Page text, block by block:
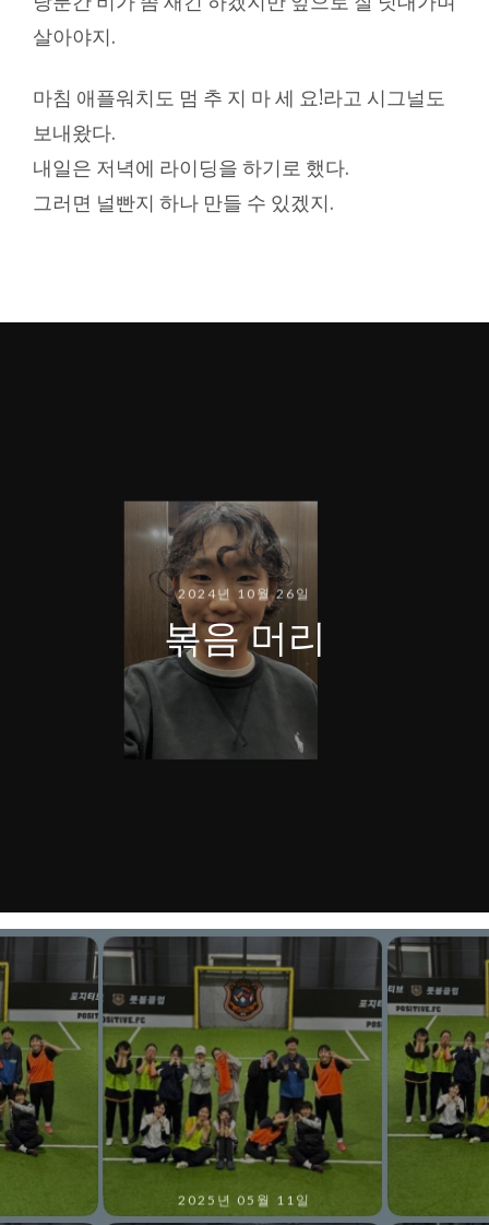
살아야지.
마침 애플워치도 멈 추 지 마 세 요!라고 시그널도
보내왔다.
내일은 저녁에 라이딩을 하기로 했다.
그러면 널빤지 하나 만들 수 있겠지.
2024년 10월 26일
볶음 머리
2025년 05월 11일